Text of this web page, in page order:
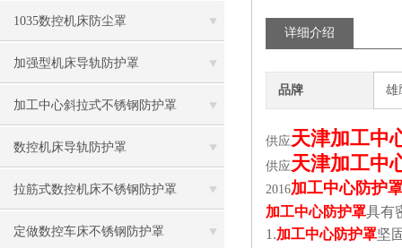
1035数控机床防尘罩
加强型机床导轨防护罩
加工中心斜拉式不锈钢防护罩
数控机床导轨防护罩
拉筋式数控机床不锈钢防护罩
定做数控车床不锈钢防护罩
详细介绍
品牌 雄
供应天津加工中
供应天津加工中
2016加工中心防护
加工中心防护罩具有
1.加工中心防护罩坚